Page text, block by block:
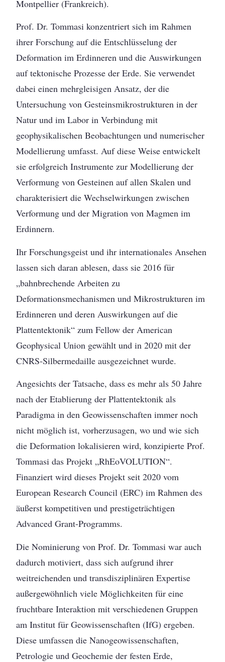
Montpellier (Frankreich).
Prof. Dr. Tommasi konzentriert sich im Rahmen
ihrer Forschung auf die Entschlüsselung der
Deformation im Erdinneren und die Auswirkungen
auf tektonische Prozesse der Erde. Sie verwendet
dabei einen mehrgleisigen Ansatz, der die
Untersuchung von Gesteinsmikrostrukturen in der
Natur und im Labor in Verbindung mit
geophysikalischen Beobachtungen und numerischer
Modellierung umfasst. Auf diese Weise entwickelt
sie erfolgreich Instrumente zur Modellierung der
Verformung von Gesteinen auf allen Skalen und
charakterisiert die Wechselwirkungen zwischen
Verformung und der Migration von Magmen im
Erdinnern.
Ihr Forschungsgeist und ihr internationales Ansehen
lassen sich daran ablesen, dass sie 2016 für
„bahnbrechende Arbeiten zu
Deformationsmechanismen und Mikrostrukturen im
Erdinneren und deren Auswirkungen auf die
Plattentektonik“ zum Fellow der American
Geophysical Union gewählt und in 2020 mit der
CNRS-Silbermedaille ausgezeichnet wurde.
Angesichts der Tatsache, dass es mehr als 50 Jahre
nach der Etablierung der Plattentektonik als
Paradigma in den Geowissenschaften immer noch
nicht möglich ist, vorherzusagen, wo und wie sich
die Deformation lokalisieren wird, konzipierte Prof.
Tommasi das Projekt „RhEoVOLUTION“.
Finanziert wird dieses Projekt seit 2020 vom
European Research Council (ERC) im Rahmen des
äußerst kompetitiven und prestigeträchtigen
Advanced Grant-Programms.
Die Nominierung von Prof. Dr. Tommasi war auch
dadurch motiviert, dass sich aufgrund ihrer
weitreichenden und transdisziplinären Expertise
außergewöhnlich viele Möglichkeiten für eine
fruchtbare Interaktion mit verschiedenen Gruppen
am Institut für Geowissenschaften (IfG) ergeben.
Diese umfassen die Nanogeowissenschaften,
Petrologie und Geochemie der festen Erde,